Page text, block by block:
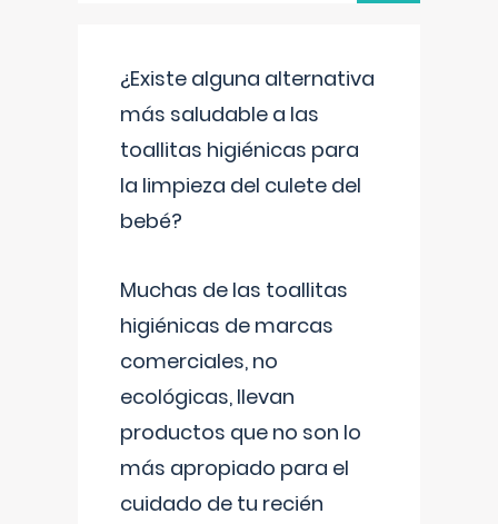
¿Existe alguna alternativa
más saludable a las
toallitas higiénicas para
la limpieza del culete del
bebé?
Muchas de las toallitas
higiénicas de marcas
comerciales, no
ecológicas, llevan
productos que no son lo
más apropiado para el
cuidado de tu recién